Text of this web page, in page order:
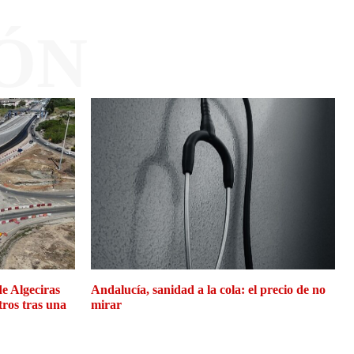
Algeciras
tras una
Andalucía, sanidad a la cola: el precio de no
mirar